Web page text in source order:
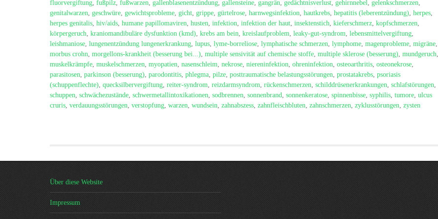
fluorvergiftung, fußpilz, fußwarzen, gallenblasenentzündung, gallensteine, gangrän, gedächtnisverlust, gehirnnebel, gelenkschmerzen,
genitalwarzen, geschwüre, gewichtsprobleme, gicht, grippe, gürtelrose, harnwegsinfektion, hautkrebs, hepatitis (leberentzündung), herpes,
herpes genitalis, hiv/aids, humane papillomaviren, husten, infektion, infektion der haut, insektenstich, kieferschmerz, kopfschmerzen,
körpergeruch, kraniomandibuläre dysfunktion (kmd), krebs am bein, kreislaufproblem, leaky-gut-syndrom, lebensmittelvergiftung,
leishmaniose, lungenentzündung lungenerkrankung, lupus, lyme-borreliose, lymphatische schmerzen, lymphome, magenprobleme, migräne,
morbus crohn, morgellons-krankheit (besserung bei...), multiple sensivität auf chemische stoffe, multiple sklerose (besserung), mundgeruch,
muskelkrämpfe, muskelschmerzen, myopatien, nasenschleim, nekrose, niereninfektion, ohreninfektion, osteoarthritis, osteonekrose,
parasitosen, parkinson (besserung), parodontitis, phlegma, pilze, posttraumatische belastungsstörungen, prostatakrebs, psoriasis
(schuppenflechte), quecksilbervergiftung, reiter-syndrom, reizdarmsyndrom, rückenschmerzen, schilddrüsenerkrankungen, schlafstörungen,
schuppen, schwächezustände, schwermetallintoxikationen, sodbrennen, sonnenbrand, sonnenkeratose, spinnenbisse, syphilis, tumore, ulcus
cruris, verdauungsstörungen, verstopfung, warzen, wundsein, zahnabszess, zahnfleischbluten, zahnschmerzen, zyklusstörungen, zysten
Über diese Website
Impressum